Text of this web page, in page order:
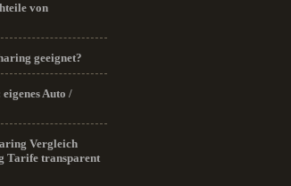
von
geeignet?
Auto /
Vergleich
Tarife transparent